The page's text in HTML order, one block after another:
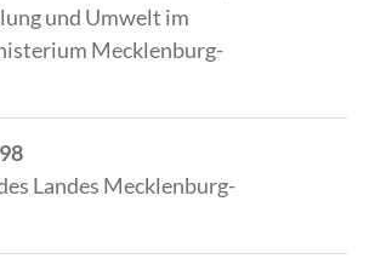
und Umwelt im
Mecklenburg-
Landes Mecklenburg-